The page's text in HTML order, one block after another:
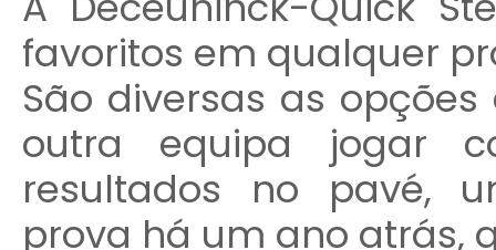
favoritos em qualquer
São diversas as
outra equipa jogar
resultados no pavé,
prova há um ano atrás,